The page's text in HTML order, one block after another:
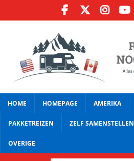
HOME HOMEPAGE AMERIKA
PAKKETREIZEN ZELF SAMENSTELLEN
OVERIGE